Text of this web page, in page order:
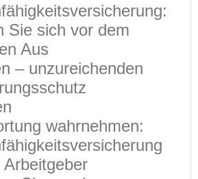
Sie sich vor dem
Aus
– unzureichenden
wahrnehmen:
Arbeitgeber